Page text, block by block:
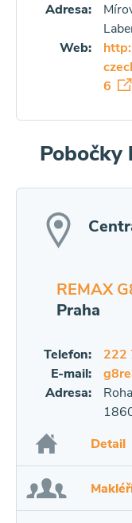
Adresa:
Web:
6
Pobočky
REMAX
Praha
Telefon:
222
E-mail:
Adresa:
Detail